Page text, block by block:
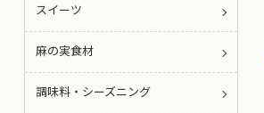
スイーツ
麻の実食材
調味料・シーズニング